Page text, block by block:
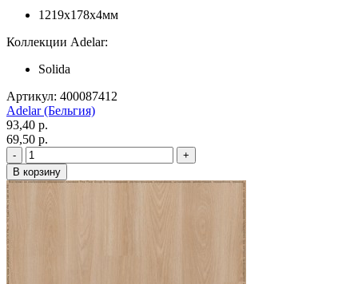
1219x178x4мм
Коллекции Adelar:
Solida
Артикул: 400087412
Adelar (Бельгия)
93,40 p.
69,50 p.